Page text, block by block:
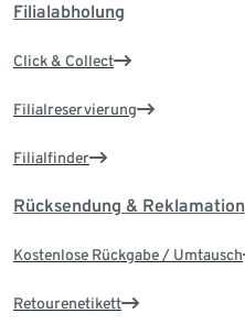
Filialabholung
Click & Collect
Filialreservierung
Filialfinder
Rücksendung & Reklamation
Kostenlose Rückgabe / Umtausch
Retourenetikett